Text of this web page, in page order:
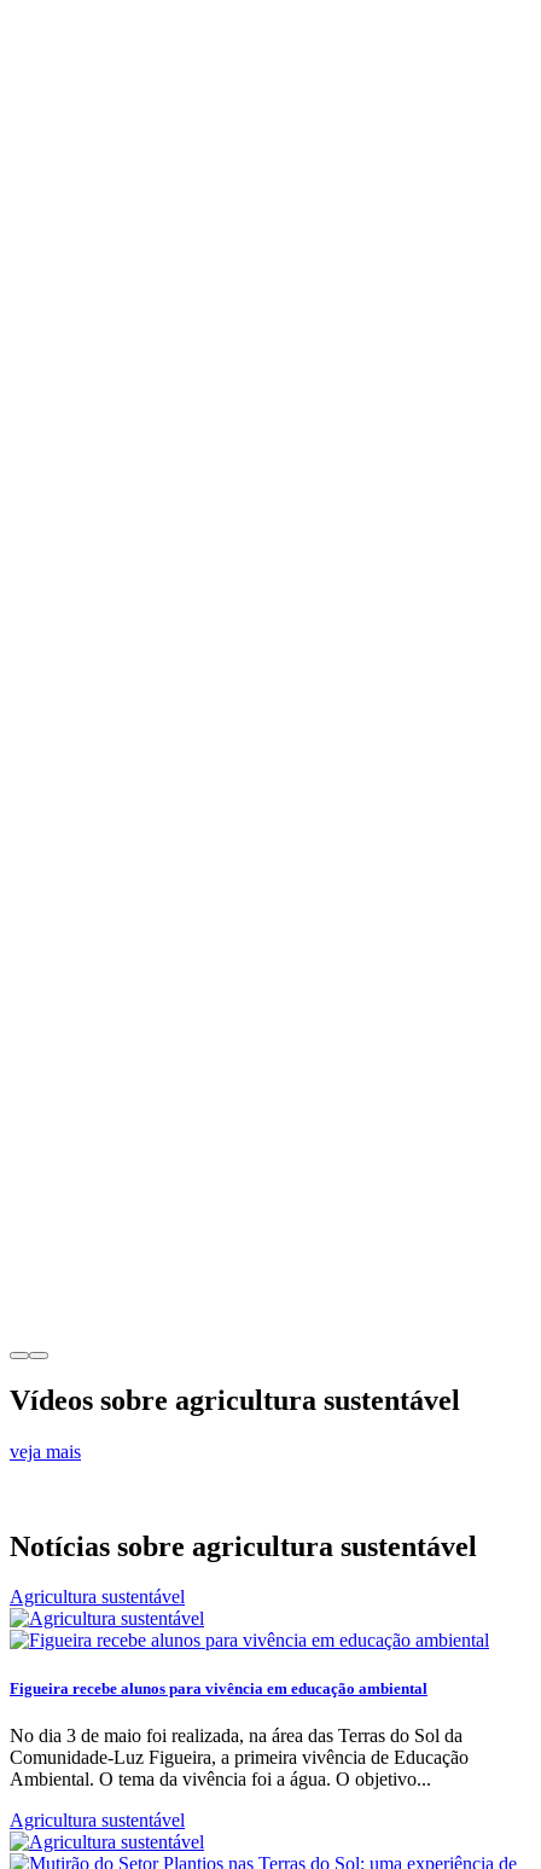
Vídeos sobre agricultura sustentável
veja mais
Notícias sobre agricultura sustentável
Agricultura sustentável
Figueira recebe alunos para vivência em educação ambiental
No dia 3 de maio foi realizada, na área das Terras do Sol da
Comunidade-Luz Figueira, a primeira vivência de Educação
Ambiental. O tema da vivência foi a água. O objetivo...
Agricultura sustentável